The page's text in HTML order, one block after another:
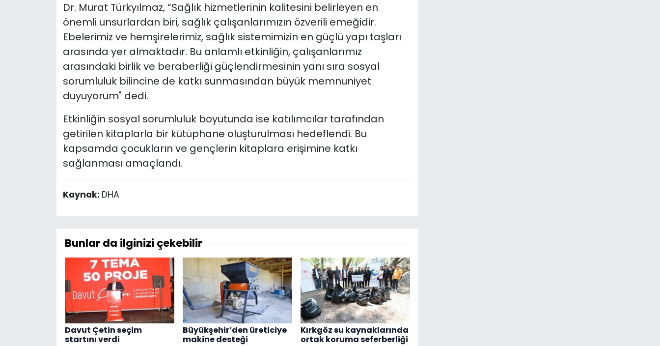
Dr. Murat Türkyılmaz, “Sağlık hizmetlerinin kalitesini belirleyen en
önemli unsurlardan biri, sağlık çalışanlarımızın özverili emeğidir.
Ebelerimiz ve hemşirelerimiz, sağlık sistemimizin en güçlü yapı taşları
arasında yer almaktadır. Bu anlamlı etkinliğin, çalışanlarımız
arasındaki birlik ve beraberliği güçlendirmesinin yanı sıra sosyal
sorumluluk bilincine de katkı sunmasından büyük memnuniyet
duyuyorum" dedi.
Etkinliğin sosyal sorumluluk boyutunda ise katılımcılar tarafından
getirilen kitaplarla bir kütüphane oluşturulması hedeflendi. Bu
kapsamda çocukların ve gençlerin kitaplara erişimine katkı
sağlanması amaçlandı.
Kaynak: DHA
Bunlar da ilginizi çekebilir
Davut Çetin seçim
startını verdi
Büyükşehir’den üreticiye
makine desteği
Kırkgöz su kaynaklarında
ortak koruma seferberliği